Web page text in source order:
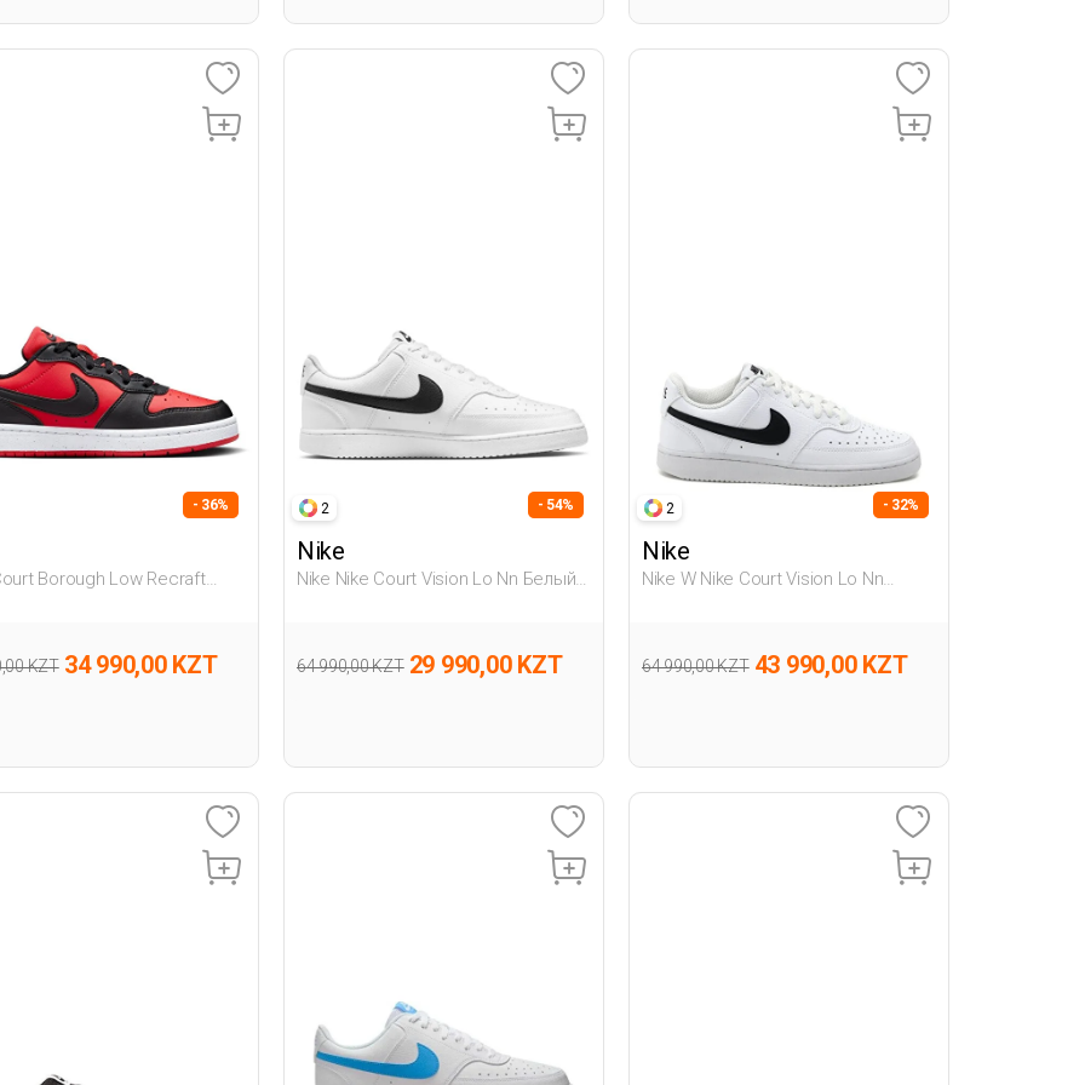
- 36%
Borough Low Recraft
KZT 34 990,00 KZT
2 - 54%
Nike
Nike Nike Court Vision Lo Nn Белый
64 990,00 KZT 29 990,00 KZT
2 - 32%
Nike
Nike W Nike Court Vision Lo Nn
64 990,00 KZT 43 990,00 KZT